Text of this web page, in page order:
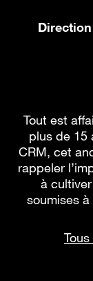
Tout est
plus de 15
CRM, cet
rappeler
à
soumises